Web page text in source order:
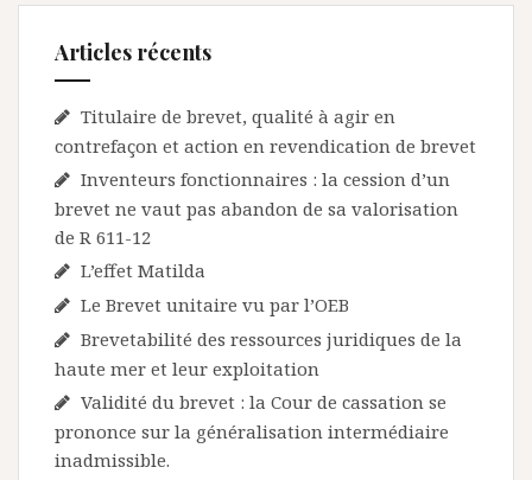
Articles récents
Titulaire de brevet, qualité à agir en
contrefaçon et action en revendication de brevet
Inventeurs fonctionnaires : la cession d’un
brevet ne vaut pas abandon de sa valorisation
de R 611-12
L’effet Matilda
Le Brevet unitaire vu par l’OEB
Brevetabilité des ressources juridiques de la
haute mer et leur exploitation
Validité du brevet : la Cour de cassation se
prononce sur la généralisation intermédiaire
inadmissible.